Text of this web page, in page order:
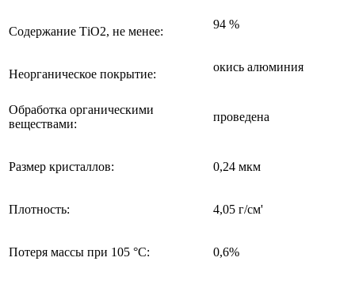
Содержание ТiO2, не менее:
94 %
Неорганическое покрытие:
окись алюминия
Обработка органическими
веществами:
проведена
Размер кристаллов: 0,24 мкм
Плотность: 4,05 г/см'
Потеря массы при 105 °C: 0,6%